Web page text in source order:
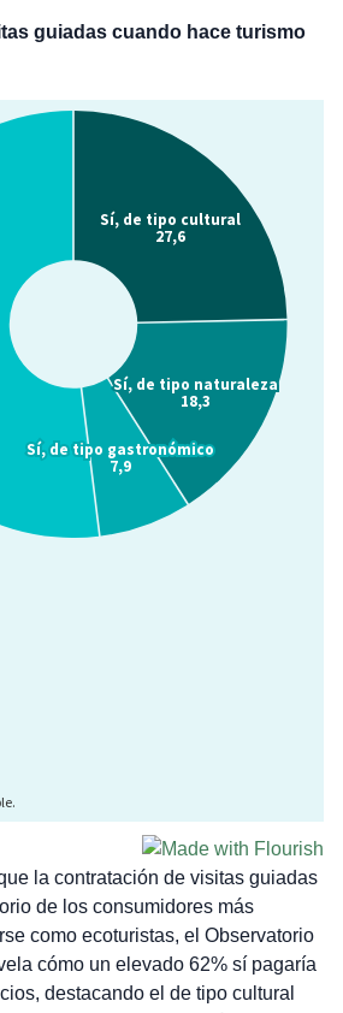
guiadas cuando hace turismo
la contratación de visitas guiadas
de los consumidores más
como ecoturistas, el Observatorio
cómo un elevado 62% sí pagaría
destacando el de tipo cultural